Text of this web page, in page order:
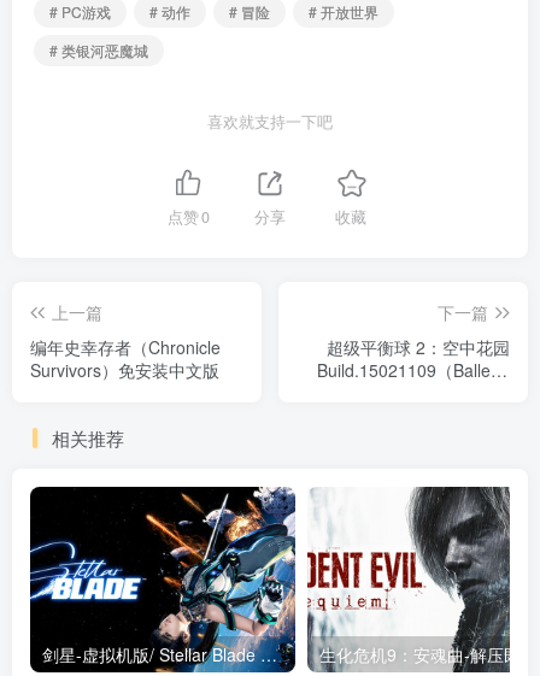
# PC游戏
# 动作 # 冒险
# 开放世界
# 类银河恶魔城
喜欢就支持一下吧
点赞0 分享 收藏
上一篇
编年史幸存者（Chronicle
Survivors）免安装中文版
下一篇
超级平衡球 2：空中花园
Build.15021109（Ballex²:
相关推荐
剑星-虚拟机版/ Stellar Blade v1.4.1|Build.19963153 终极版新补丁 送修改器 免安装中文版